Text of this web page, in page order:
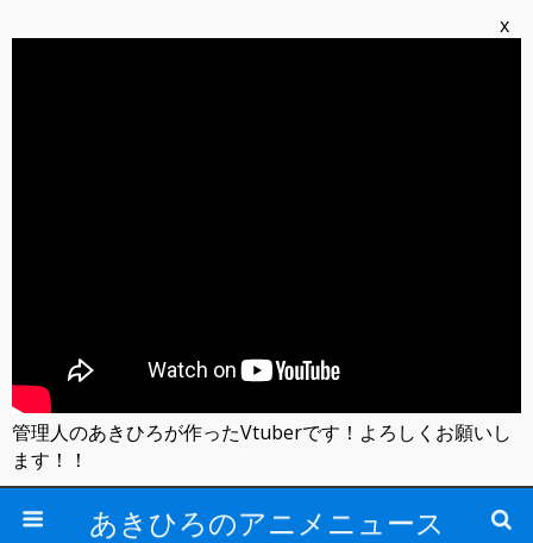
あきひろのアニメニュース
x
管理人のあきひろが作ったVtuberです！よろしくお願いし
ます！！